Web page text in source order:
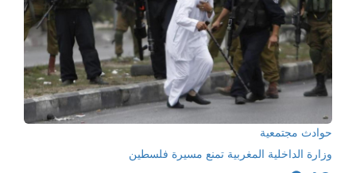
حوادث مجتمعية
وزارة الداخلية المغربية تمنع مسيرة فلسطين